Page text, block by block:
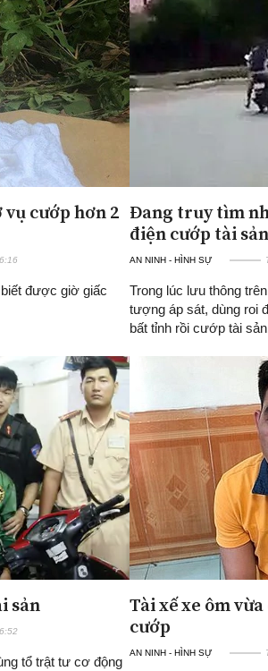
cướp hơn 2
được giờ giấc
Đang truy tìm
điện cướp tài sản
AN NINH - HÌNH SỰ
Trong lúc lưu thông
tượng áp sát, dùng roi
bất tỉnh rồi cướp tài
sản
tổ trật tư cơ động
Tài xế xe ôm
cướp
AN NINH - HÌNH SỰ